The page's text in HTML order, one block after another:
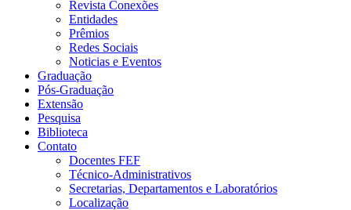
Revista Conexões
Entidades
Prêmios
Redes Sociais
Noticias e Eventos
Graduação
Pós-Graduação
Extensão
Pesquisa
Biblioteca
Contato
Docentes FEF
Técnico-Administrativos
Secretarias, Departamentos e Laboratórios
Localização